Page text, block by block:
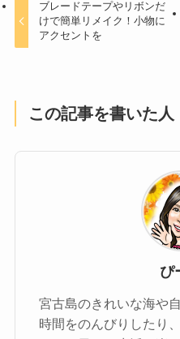
ブレードテープやリボンだ
けで簡単リメイク！小物に
アクセントを
この記事を書いた人
ぴ
宮古島のきれいな海や
時間をのんびりしたり